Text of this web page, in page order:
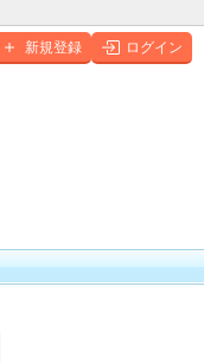
新規登録 ログイン